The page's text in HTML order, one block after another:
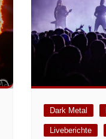
Dark Metal
Liveberichte